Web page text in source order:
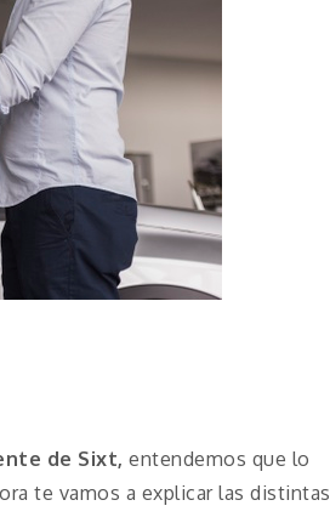
de Sixt, entendemos que lo
te vamos a explicar las distintas